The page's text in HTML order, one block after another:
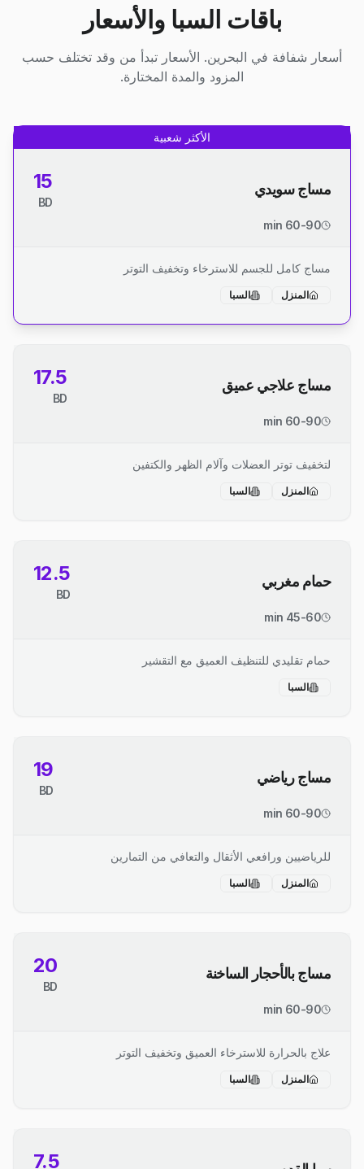
باقات السبا والأسعار
أسعار شفافة في البحرين. الأسعار تبدأ من وقد تختلف حسب
المزود والمدة المختارة.
الأكثر شعبية
مساج سويدي 15
BD
60-90 min
مساج كامل للجسم للاسترخاء وتخفيف التوتر
المنزل السبا
مساج علاجي عميق 17.5
BD
60-90 min
لتخفيف توتر العضلات وآلام الظهر والكتفين
المنزل السبا
حمام مغربي 12.5
BD
45-60 min
حمام تقليدي للتنظيف العميق مع التقشير
السبا
مساج رياضي 19
BD
60-90 min
للرياضيين ورافعي الأثقال والتعافي من التمارين
المنزل السبا
مساج بالأحجار الساخنة 20
BD
60-90 min
علاج بالحرارة للاسترخاء العميق وتخفيف التوتر
المنزل السبا
7.5